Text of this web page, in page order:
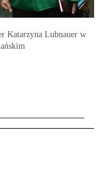
Katarzyna Lubnauer w